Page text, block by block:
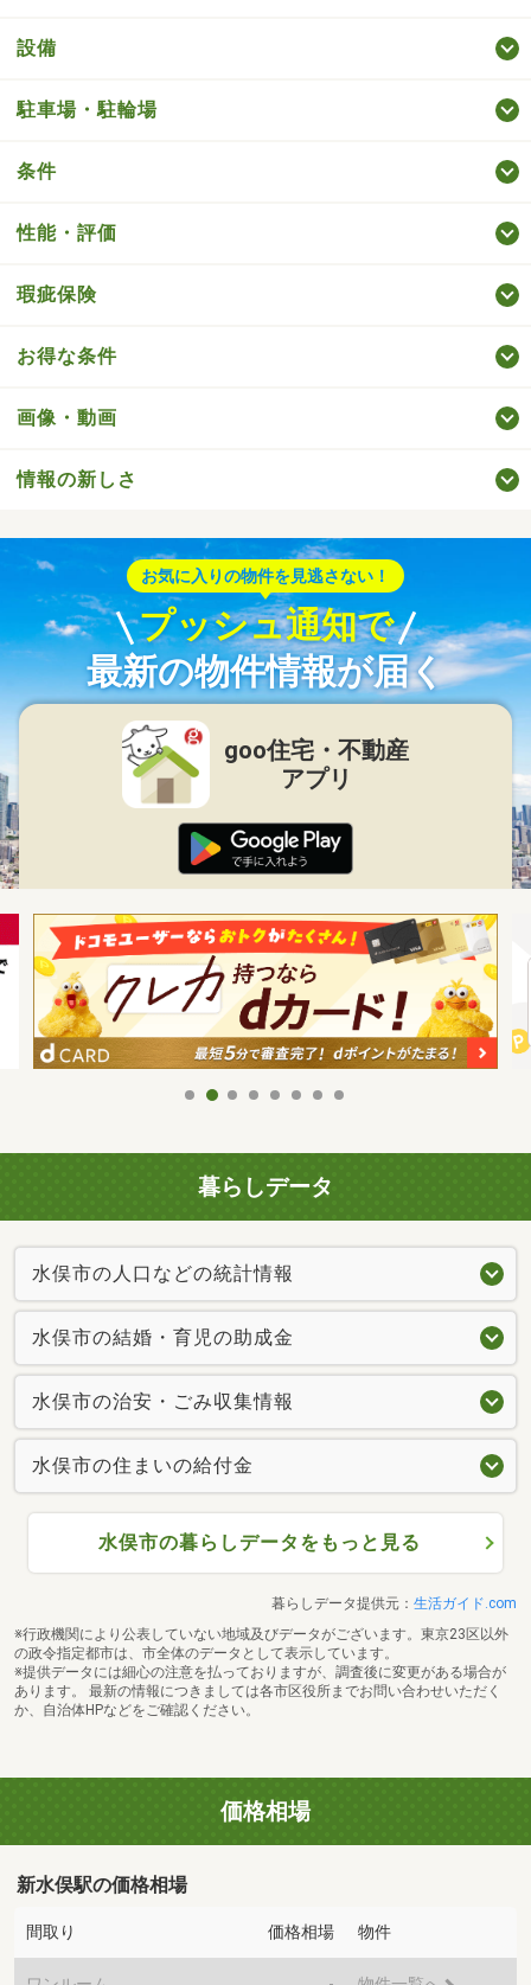
設備
駐車場・駐輪場
条件
性能・評価
瑕疵保険
お得な条件
画像・動画
情報の新しさ
お気に入りの物件を見逃さない！
プッシュ通知で
最新の物件情報が届く
goo住宅・不動産
アプリ
暮らしデータ
水俣市の人口などの統計情報
水俣市の結婚・育児の助成金
水俣市の治安・ごみ収集情報
水俣市の住まいの給付金
水俣市の暮らしデータをもっと見る
暮らしデータ提供元： 生活ガイド.com
※行政機関により公表していない地域及びデータがございます。東京23区以外
の政令指定都市は、市全体のデータとして表示しています。
※提供データには細心の注意を払っておりますが、調査後に変更がある場合が
あります。 最新の情報につきましては各市区役所までお問い合わせいただく
か、自治体HPなどをご確認ください。
価格相場
新水俣駅の価格相場
間取り 価格相場 物件